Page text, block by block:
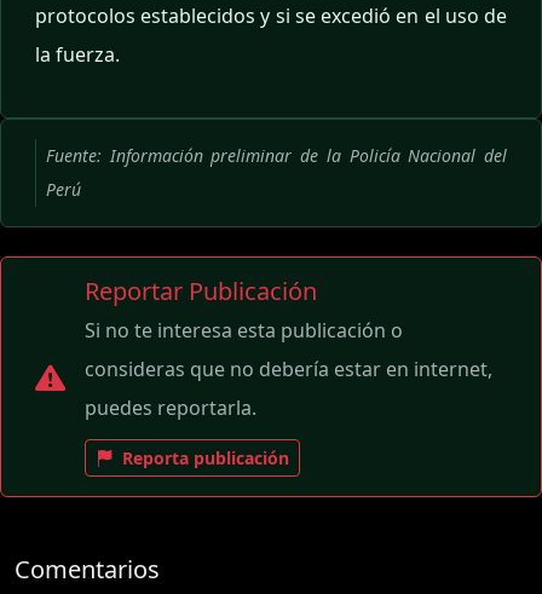
protocolos establecidos y si se excedió en el uso de
la fuerza.
Fuente: Información preliminar de la Policía Nacional del
Perú
Reportar Publicación
Si no te interesa esta publicación o
consideras que no debería estar en internet,
puedes reportarla.
Reporta publicación
Comentarios